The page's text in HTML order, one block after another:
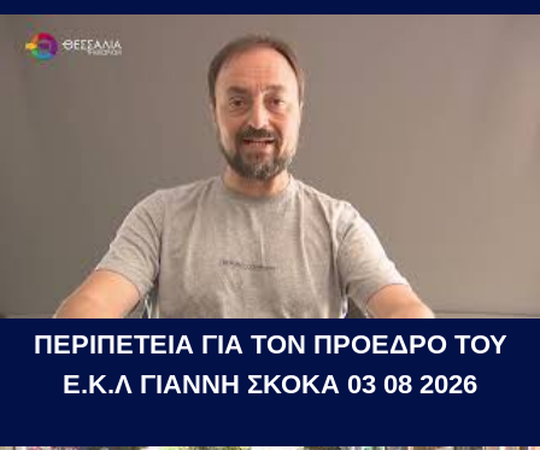
ΠΕΡΙΠΕΤΕΙΑ ΓΙΑ ΤΟΝ ΠΡΟΕΔΡΟ ΤΟΥ
Ε.Κ.Λ ΓΙΑΝΝΗ ΣΚΟΚΑ 03 08 2026